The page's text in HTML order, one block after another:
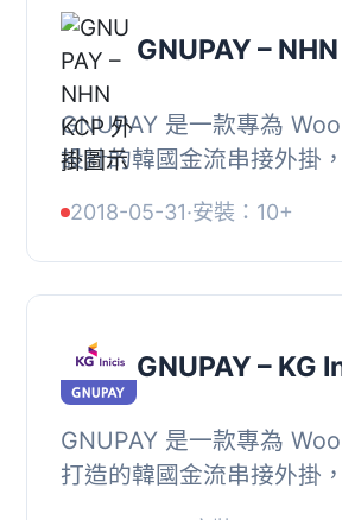
GNUPAY –
GNUPAY 是一款專為
設計的韓國金流串接外掛
WordPress 架設的線上商
國主流支付管道完成結帳
2018-05-31·安裝：10+
GNUPAY – KG
GNUPAY 是一款專為
打造的韓國金流串接外掛